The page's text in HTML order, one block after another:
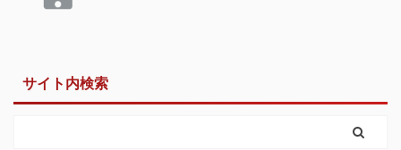
サイト内検索